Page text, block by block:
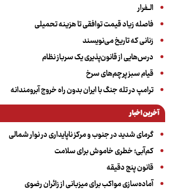
الــفرار
فاصله زیاد قیمت توافقی تا هزینه تحمیلی
زنانی که تاریخ می‌نویسند
درس‌هایی از قانون‌پذیری یک سرباز نظام
قیام سبز پرچم‌های سرخ
ترامپ در تله جنگ با ایران بدون راه خروج آبرومندانه
آخرین اخبار
گرمای شدید در جنوب و مرکز ناپایداری در نوار شمالی
کم‌آبی؛ خطری خاموش برای سلامت
قانون پنج دقیقه
آماده‌سازی مواکب برای میزبانی از زائران رضوی